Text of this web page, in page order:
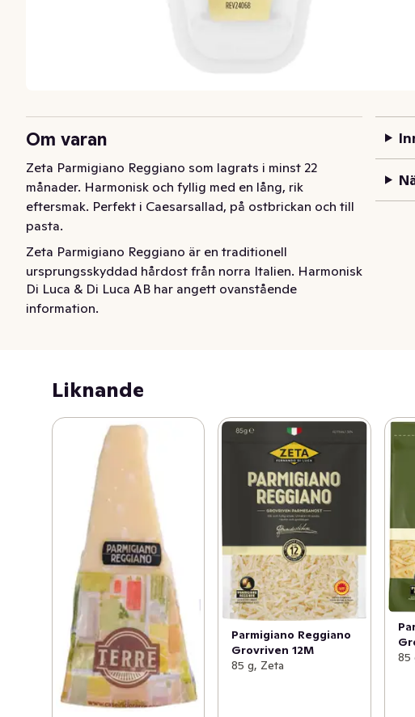
Om varan
Zeta Parmigiano Reggiano som lagrats i minst 22
månader. Harmonisk och fyllig med en lång, rik
eftersmak. Perfekt i Caesarsallad, på ostbrickan och till
pasta.
Zeta Parmigiano Reggiano är en traditionell
ursprungsskyddad hårdost från norra Italien. Harmonisk
och fyllig med en lång, rik eftersmak. Självklar riven över
pastarätter och på antipastibrickan. Oslagbar i risotto
inte kanten! Det är ost ända ut och kanten kan koka med
Di Luca & Di Luca AB har angett ovanstående
information.
Liknande
Parmigiano Reggiano
Grovriven 12M
85 g, Zeta
85